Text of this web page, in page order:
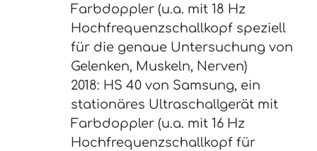
Farbdoppler (u.a. mit 18 Hz
Hochfrequenzschallkopf speziell
für die genaue Untersuchung von
Gelenken, Muskeln, Nerven)
2018: HS 40 von Samsung, ein
stationäres Ultraschallgerät mit
Farbdoppler (u.a. mit 16 Hz
Hochfrequenzschallkopf für